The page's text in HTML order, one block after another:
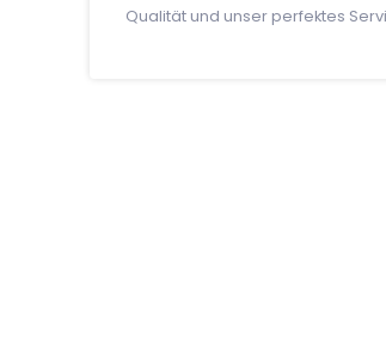
Qualität und unser perfektes